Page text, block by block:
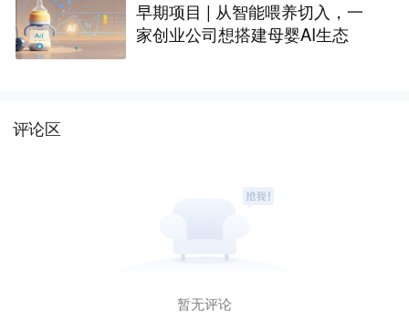
早期项目 | 从智能喂养切入，一
家创业公司想搭建母婴AI生态
评论区
暂无评论